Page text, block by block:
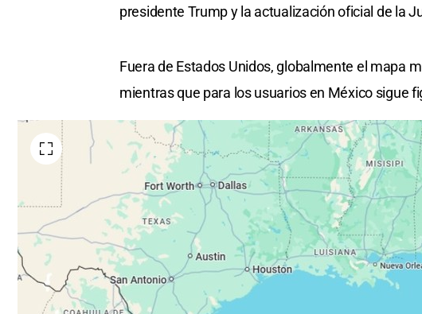
presidente Trump y la actualización oficial de la
Fuera de Estados Unidos, globalmente el mapa
mientras que para los usuarios en México sigue